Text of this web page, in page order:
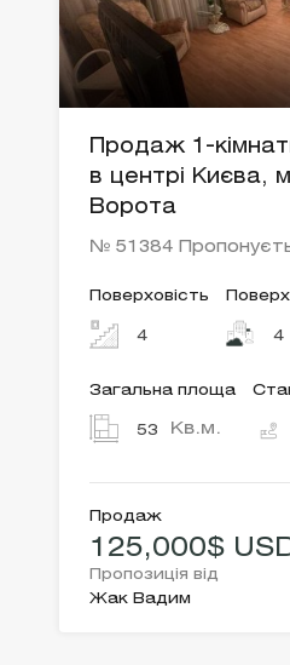
Продаж 1-
в центрі Києва,
Ворота
№ 51384
Поверховість
4
Поверх
4
Загальна площа
53 Кв.м.
Продаж
125,000$
Пропозиція від
Жак Вадим